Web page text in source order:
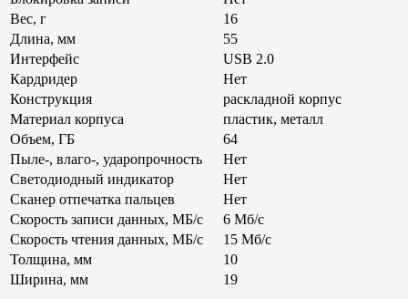
Вес, г
16
Длина, мм
55
Интерфейс
USB 2.0
Кардридер
Нет
Конструкция
раскладной корпус
Материал корпуса
пластик, металл
Объем, ГБ
64
Пыле-, влаго-, ударопрочность
Нет
Светодиодный индикатор
Нет
Сканер отпечатка пальцев
Нет
Скорость записи данных, МБ/с
6 Мб/с
Скорость чтения данных, МБ/с
15 Мб/с
Толщина, мм
10
Ширина, мм
19